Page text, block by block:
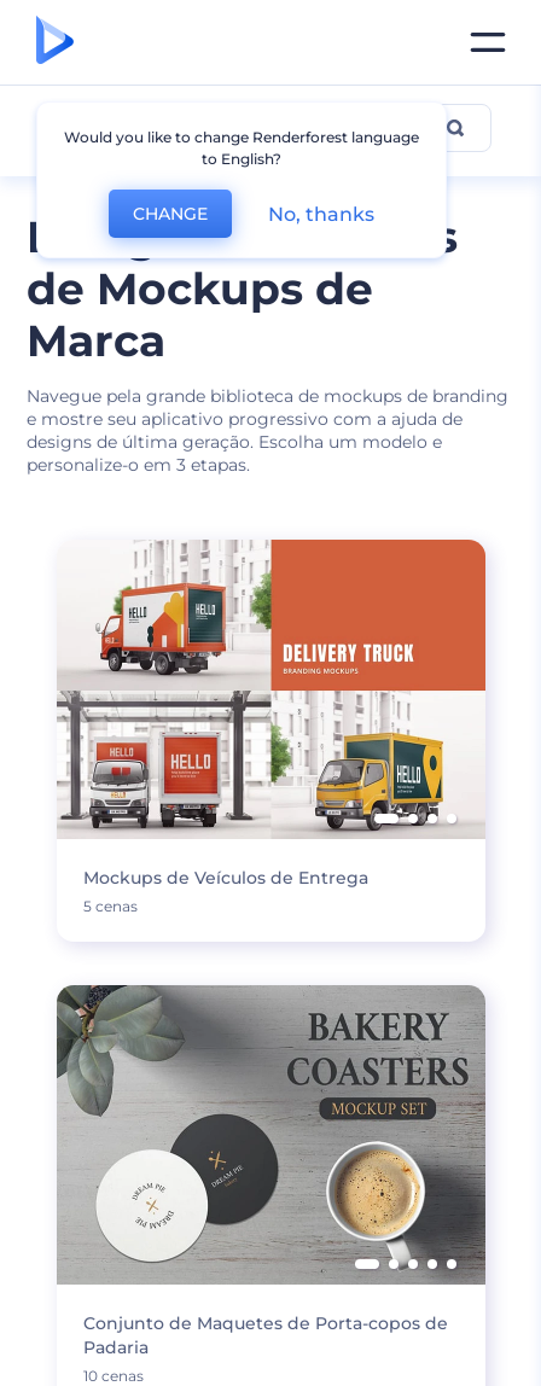
Designs Exclusivos
de Mockups de
Marca
Navegue pela grande biblioteca de mockups de branding
e mostre seu aplicativo progressivo com a ajuda de
designs de última geração. Escolha um modelo e
personalize-o em 3 etapas.
Outros Mockups de Marca
Mockups de Veículos de Entrega
5 cenas
Conjunto de Maquetes de Porta-copos de
Padaria
10 cenas
Would you like to change Renderforest language
to English?
CHANGE No, thanks